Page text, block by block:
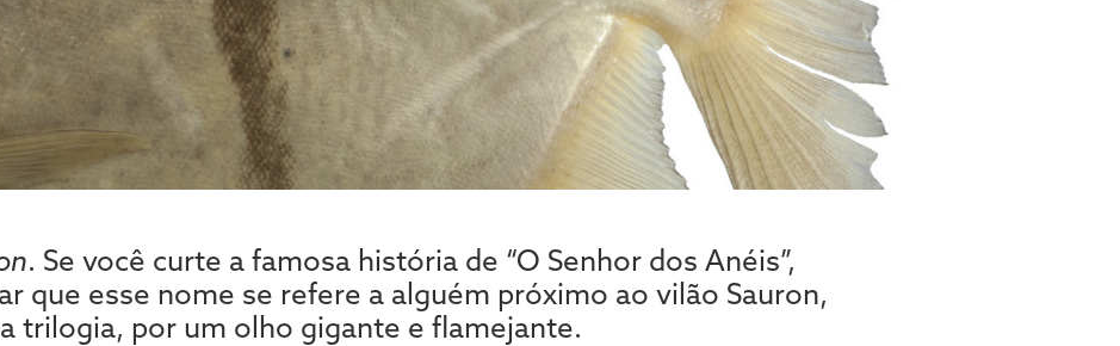
. Se você curte a famosa história de “O Senhor dos Anéis”,
que esse nome se refere a alguém próximo ao vilão Sauron,
trilogia, por um olho gigante e flamejante.